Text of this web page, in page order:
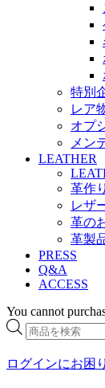
特別
レア
オプ
メン
LEATHER
革作
レザ
革の
革製
PRESS
Q&A
ACCESS
You cannot
商
品
検
ログインにお困